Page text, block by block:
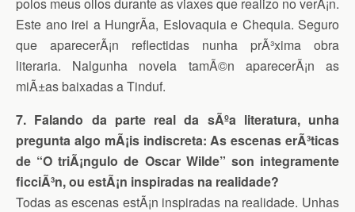
Este ano irei a HungrÃ­a, Eslovaquia e Chequia. Seguro
que aparecerÃ¡n reflectidas nunha prÃ³xima obra
literaria. Nalgunha novela tamÃ©n aparecerÃ¡n as
miÃ±as baixadas a Tinduf.
7. Falando da parte real da sÃºa literatura, unha
pregunta algo mÃ¡is indiscreta: As escenas erÃ³ticas
de “O triÃ¡ngulo de Oscar Wilde” son integramente
ficciÃ³n, ou estÃ¡n inspiradas na realidade?
Todas as escenas estÃ¡n inspiradas na realidade. Unhas